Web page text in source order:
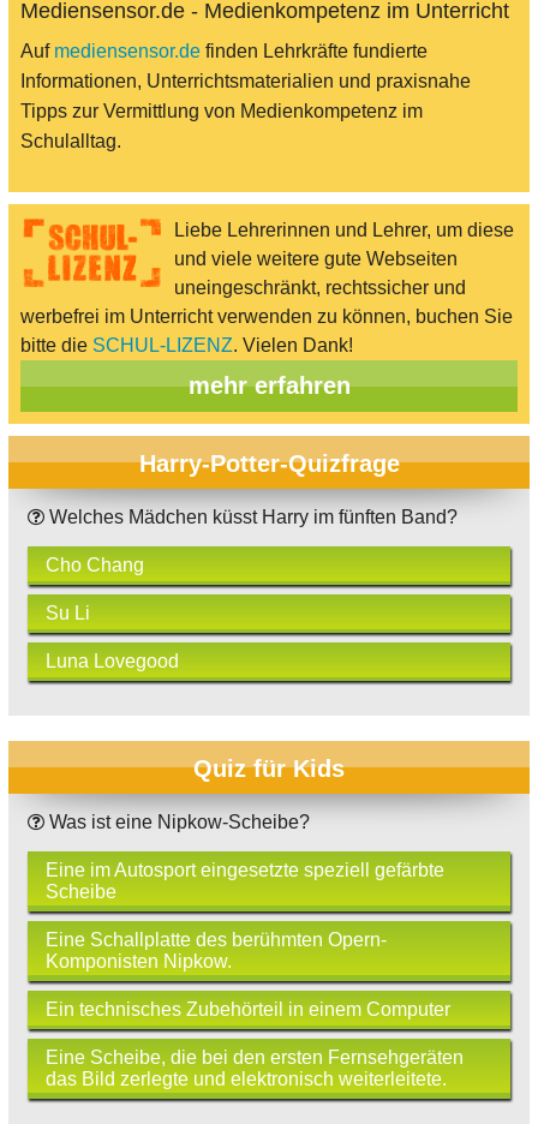
Mediensensor.de - Medienkompetenz im Unterricht
Auf mediensensor.de finden Lehrkräfte fundierte
Informationen, Unterrichtsmaterialien und praxisnahe
Tipps zur Vermittlung von Medienkompetenz im
Schulalltag.
Liebe Lehrerinnen und Lehrer, um diese
und viele weitere gute Webseiten
uneingeschränkt, rechtssicher und
werbefrei im Unterricht verwenden zu können, buchen Sie
bitte die SCHUL-LIZENZ. Vielen Dank!
mehr erfahren
Harry-Potter-Quizfrage
Welches Mädchen küsst Harry im fünften Band?
Cho Chang
Su Li
Luna Lovegood
Quiz für Kids
Was ist eine Nipkow-Scheibe?
Eine im Autosport eingesetzte speziell gefärbte
Scheibe
Eine Schallplatte des berühmten Opern-
Komponisten Nipkow.
Ein technisches Zubehörteil in einem Computer
Eine Scheibe, die bei den ersten Fernsehgeräten
das Bild zerlegte und elektronisch weiterleitete.